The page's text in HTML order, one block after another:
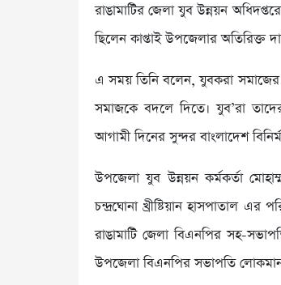
রাঙামাটির জেলা যুব উন্নয়ন
ছিলেন কাপ্তাই উপজেলার অতিরিক্ত
এ সময় তিনি বলেন, যুবকরা সমাজের
সমাজকে বদলে দিতে। যুব’রা
আগামী দিনের সুন্দর বাংলাদেশ
উপজেলা যুব উন্নয়ন কর্মকর্তা
চন্দ্রঘোনা খ্রীষ্টিয়ান হাসপাতাল
রাঙামাটি জেলা বিএনপির সহ-
উপজেলা বিএনপির সভাপতি